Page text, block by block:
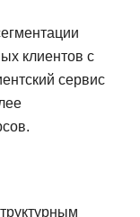
клиентов с
сервис